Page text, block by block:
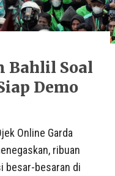
Bahlil Soal
Demo
Online Garda
ribuan
besar-besaran di